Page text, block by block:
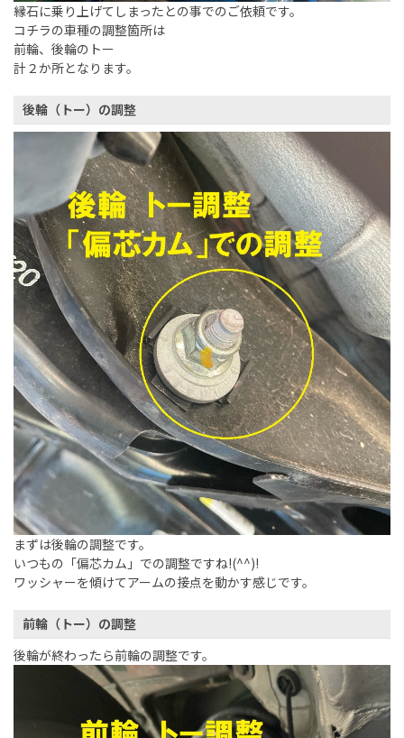
縁石に乗り上げてしまったとの事でのご依頼です。
コチラの車種の調整箇所は
前輪、後輪のトー
計２か所となります。
後輪（トー）の調整
まずは後輪の調整です。
いつもの「偏芯カム」での調整ですね!(^^)!
ワッシャーを傾けてアームの接点を動かす感じです。
前輪（トー）の調整
後輪が終わったら前輪の調整です。